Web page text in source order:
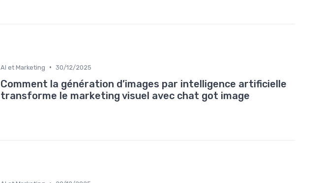
AI et Marketing • 30/12/2025
Comment la génération d’images par intelligence artificielle
transforme le marketing visuel avec chat got image